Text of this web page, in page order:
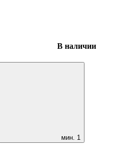
В наличии
мин. 1